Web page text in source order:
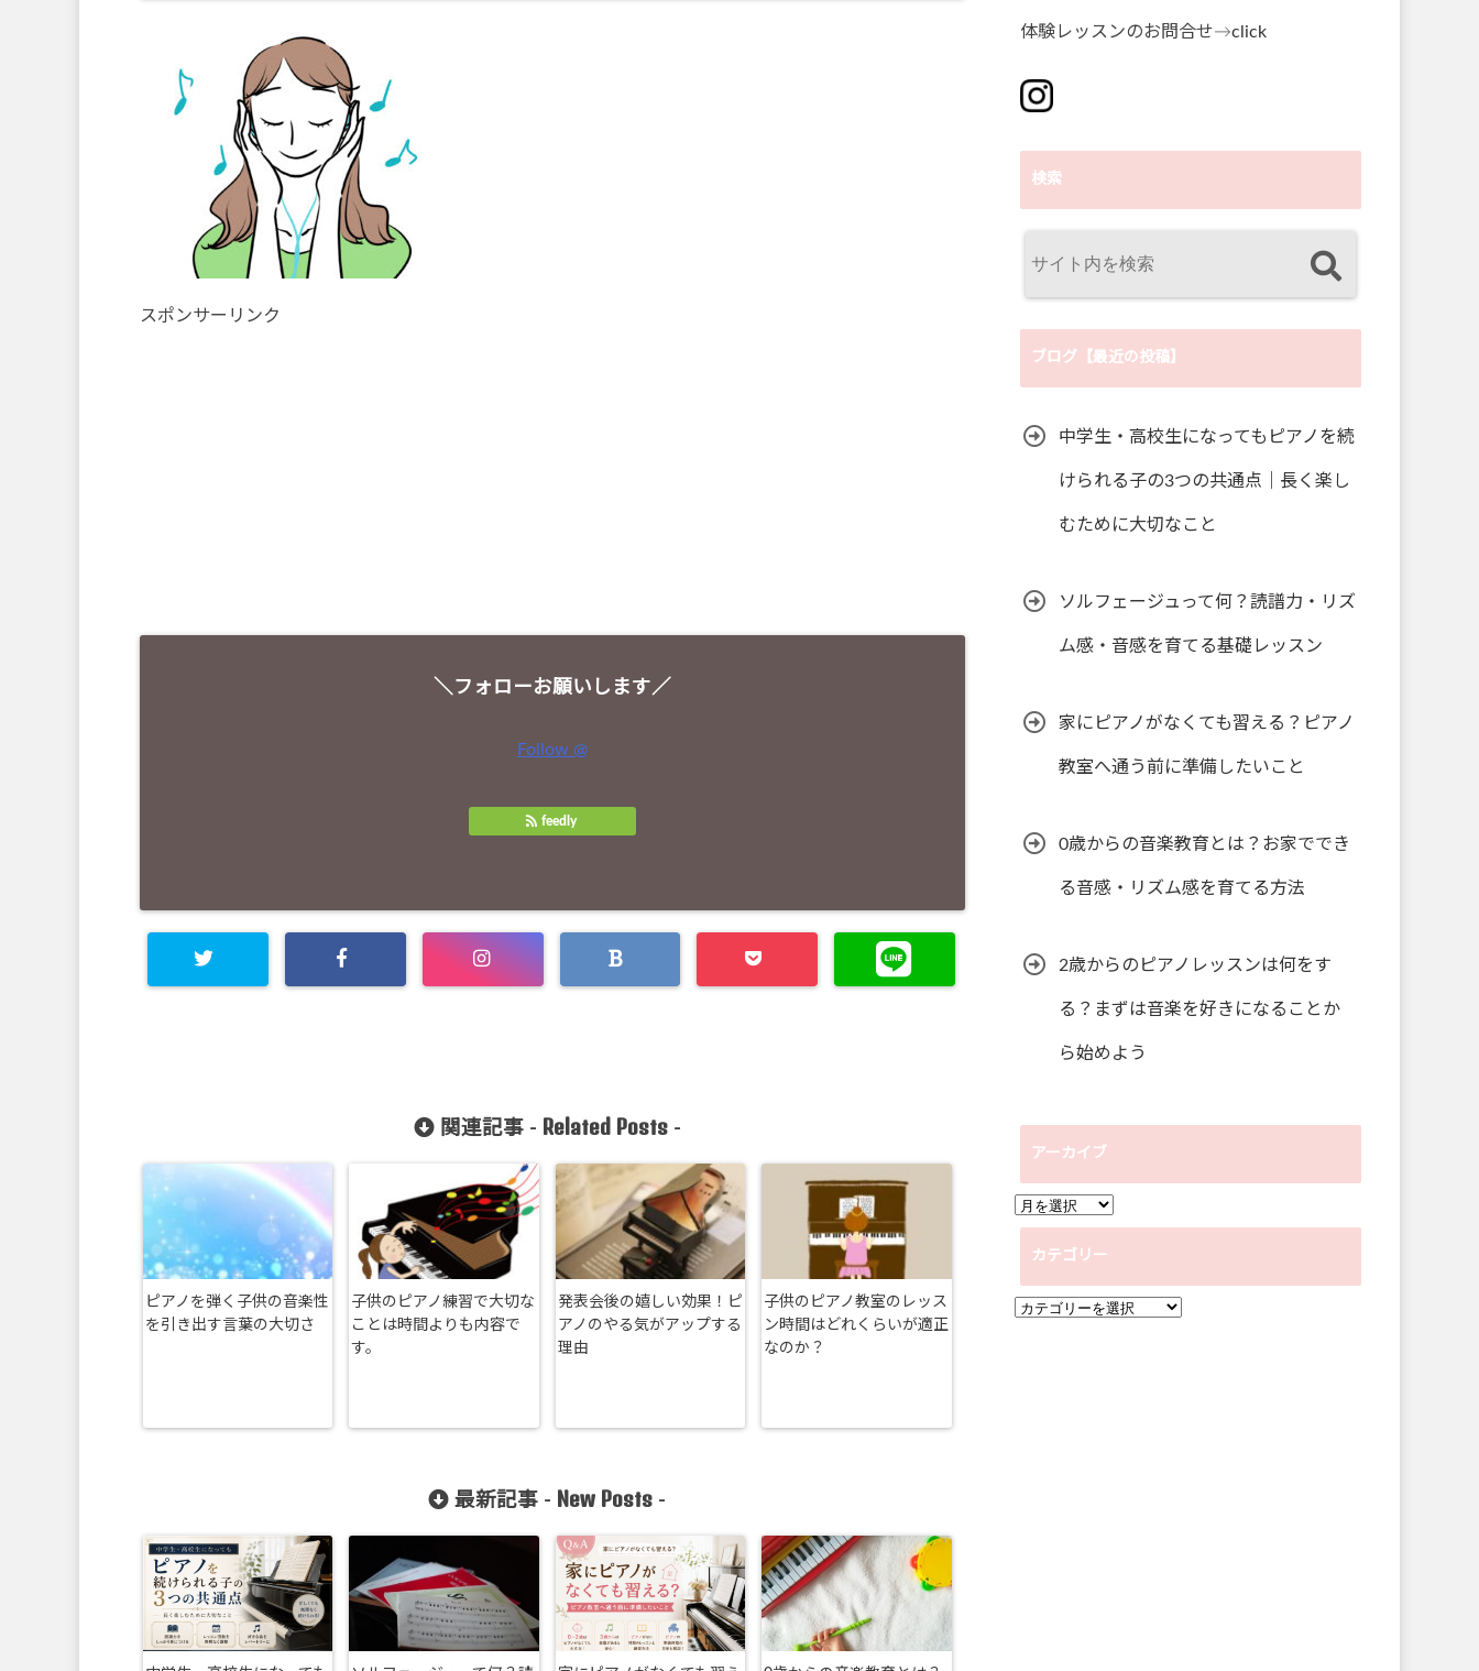
スポンサーリンク
＼フォローお願いします／
Follow @
feedly
関連記事 - Related Posts-
ピアノを弾く子供の音楽性
を引き出す言葉の大切さ
子供のピアノ練習で大切な
ことは時間よりも内容で
す。
発表会後の嬉しい効果！ピ
アノのやる気がアップする
理由
子供のピアノ教室のレッス
ン時間はどれくらいが適正
なのか？
最新記事 - New Posts -
体験レッスンのお問合せ→click
検索
ブログ【最近の投稿】
中学生・高校生になってもピアノを続
けられる子の3つの共通点｜長く楽し
むために大切なこと
ソルフェージュって何？読譜力・リズ
ム感・音感を育てる基礎レッスン
家にピアノがなくても習える？ピアノ
教室へ通う前に準備したいこと
0歳からの音楽教育とは？お家ででき
る音感・リズム感を育てる方法
2歳からのピアノレッスンは何をす
る？まずは音楽を好きになることか
ら始めよう
アーカイブ
ア
イ
ブ
カテゴリー
カ